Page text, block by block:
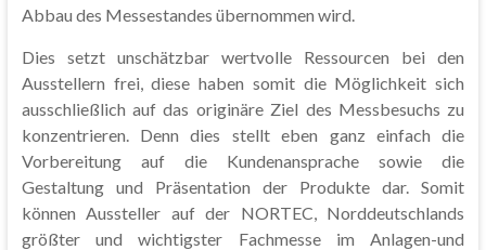
Abbau des Messestandes übernommen wird.
Dies setzt unschätzbar wertvolle Ressourcen bei den
Ausstellern frei, diese haben somit die Möglichkeit sich
ausschließlich auf das originäre Ziel des Messbesuchs zu
konzentrieren. Denn dies stellt eben ganz einfach die
Vorbereitung auf die Kundenansprache sowie die
Gestaltung und Präsentation der Produkte dar. Somit
können Aussteller auf der NORTEC, Norddeutschlands
größter und wichtigster Fachmesse im Anlagen-und